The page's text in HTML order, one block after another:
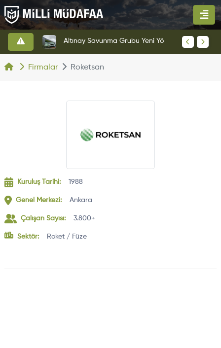
Firmalar Roketsan
Kuruluş Tarihi: 1988
Genel Merkezi: Ankara
Çalışan Sayısı: 3.800+
Sektör: Roket / Füze